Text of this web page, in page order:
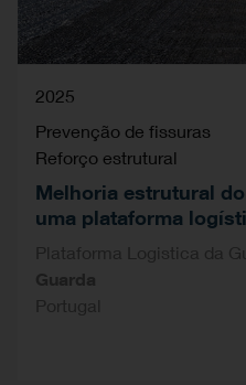
2025
Prevenção de fissuras
Reforço estrutural
Melhoria estrutural
uma plataforma
Plataforma Logistica da
Guarda
Portugal